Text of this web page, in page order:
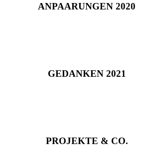
ANPAARUNGEN 2020
GEDANKEN 2021
PROJEKTE & CO.